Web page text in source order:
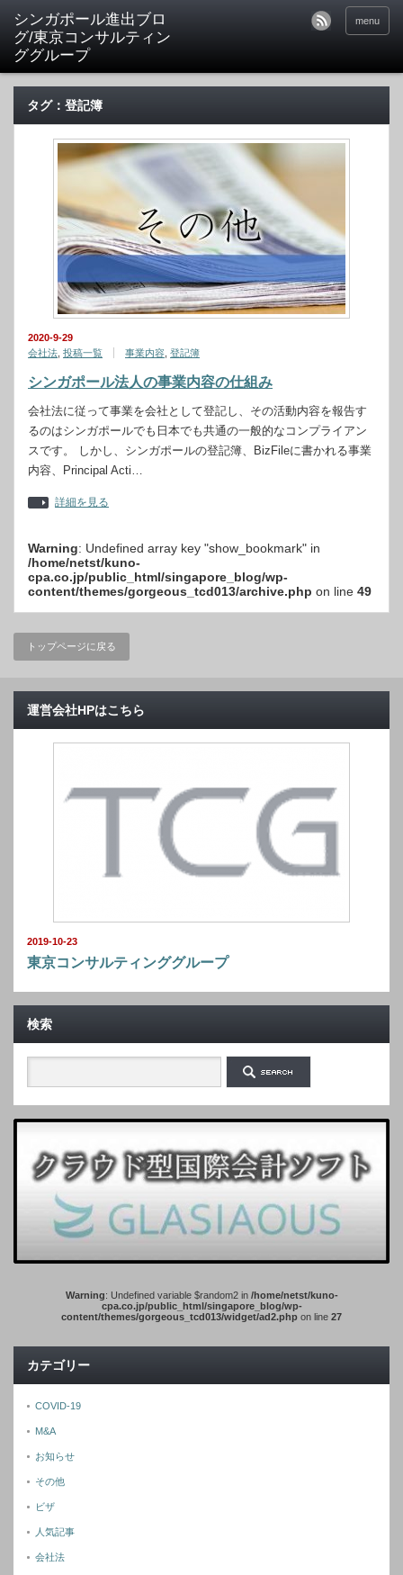
シンガポール進出ブロ
グ/東京コンサルティン
ググループ
menu
タグ：登記簿
2020-9-29
会社法 投稿一覧 事業内容 登記簿
シンガポール法人の事業内容の仕組み
会社法に従って事業を会社として登記し、その活動内容を報告す
るのはシンガポールでも日本でも共通の一般的なコンプライアン
スです。 しかし、シンガポールの登記簿、BizFileに書かれる事業
内容、Principal Acti…
詳細を見る
Warning: Undefined array key "show_bookmark" in
/home/netst/kuno-
cpa.co.jp/public_html/singapore_blog/wp-
content/themes/gorgeous_tcd013/archive.php on line 49
トップページに戻る
運営会社HPはこちら
2019-10-23
東京コンサルティンググループ
検索
Warning: Undefined variable $random2 in /home/netst/kuno-
cpa.co.jp/public_html/singapore_blog/wp-
content/themes/gorgeous_tcd013/widget/ad2.php on line 27
カテゴリー
COVID-19
M&A
お知らせ
その他
ビザ
人気記事
会社法